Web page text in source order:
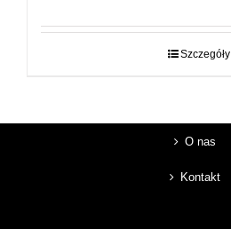
29,00 zł
Szczegóły
O nas
Kontakt